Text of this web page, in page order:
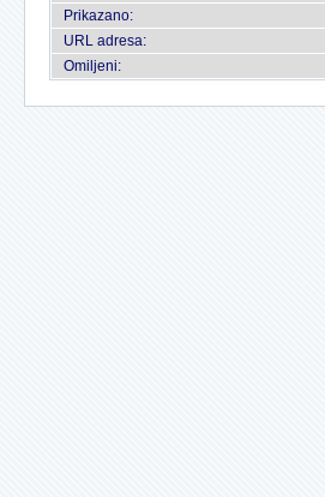
Prikazano:
URL adresa:
Omiljeni: